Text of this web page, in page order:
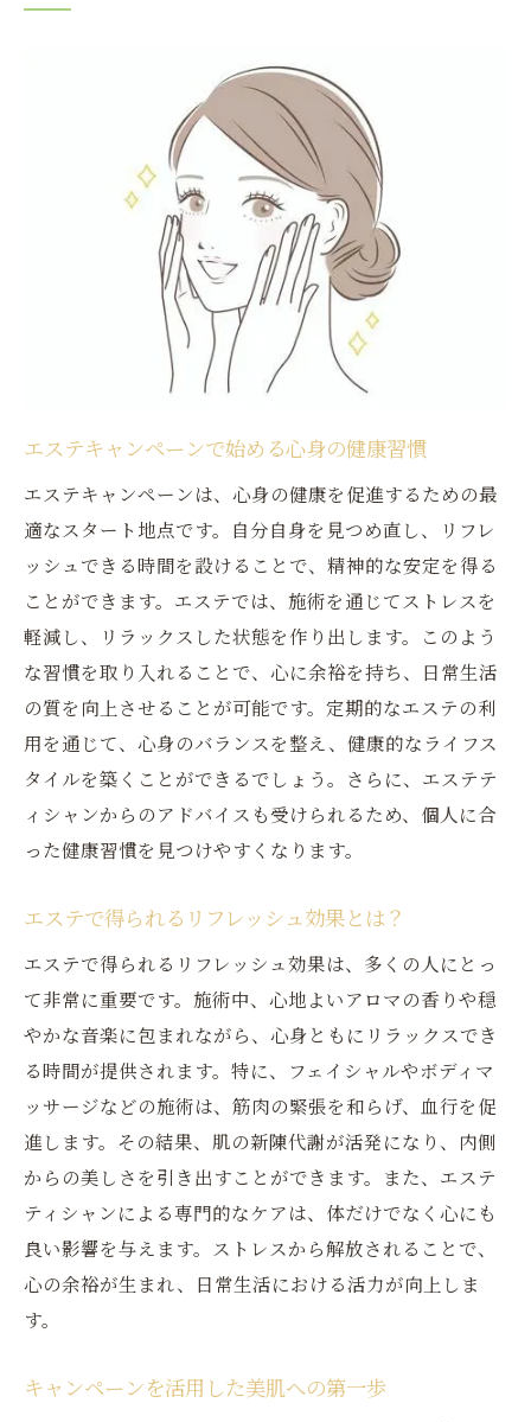
プロの手技による美肌効果
エステで内面から輝く秘訣
エステキャンペーンで新たなエネルギーをチャ
エステで得るエネルギー補充の効果
キャンペーンを活用して心も充電
エステを通じて新しい自分を発見
エステキャンペーンでエネルギッシュな生
エステキャンペーンで始める心身の健康習慣
エステキャンペーンは、心身の健康を促進するための最
適なスタート地点です。自分自身を見つめ直し、リフレ
ッシュできる時間を設けることで、精神的な安定を得る
ことができます。エステでは、施術を通じてストレスを
軽減し、リラックスした状態を作り出します。このよう
な習慣を取り入れることで、心に余裕を持ち、日常生活
の質を向上させることが可能です。定期的なエステの利
用を通じて、心身のバランスを整え、健康的なライフス
タイルを築くことができるでしょう。さらに、エステテ
ィシャンからのアドバイスも受けられるため、個人に合
った健康習慣を見つけやすくなります。
エステで得られるリフレッシュ効果とは？
エステで得られるリフレッシュ効果は、多くの人にとっ
て非常に重要です。施術中、心地よいアロマの香りや穏
やかな音楽に包まれながら、心身ともにリラックスでき
る時間が提供されます。特に、フェイシャルやボディマ
ッサージなどの施術は、筋肉の緊張を和らげ、血行を促
進します。その結果、肌の新陳代謝が活発になり、内側
からの美しさを引き出すことができます。また、エステ
ティシャンによる専門的なケアは、体だけでなく心にも
良い影響を与えます。ストレスから解放されることで、
心の余裕が生まれ、日常生活における活力が向上しま
す。
キャンペーンを活用した美肌への第一歩